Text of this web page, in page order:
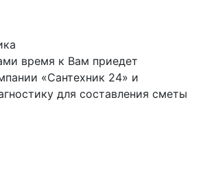
время к Вам приедет
«Сантехник 24» и
для составления сметы